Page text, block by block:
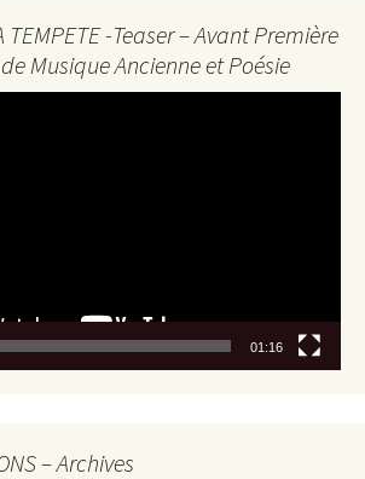
TEMPETE -Teaser – Avant Première
Musique Ancienne et Poésie
01:16
– Archives